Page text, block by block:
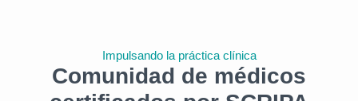
Impulsando la práctica clínica
Comunidad de médicos